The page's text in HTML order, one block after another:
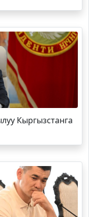
Кыргызстанга